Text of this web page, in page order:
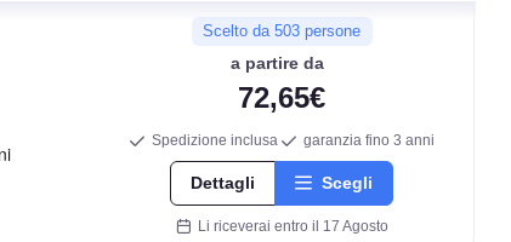
C
Scelto da 503 persone
a partire da
72,65€
Spedizione inclusa garanzia fino 3 anni
Dettagli Scegli
Li riceverai entro il 17 Agosto